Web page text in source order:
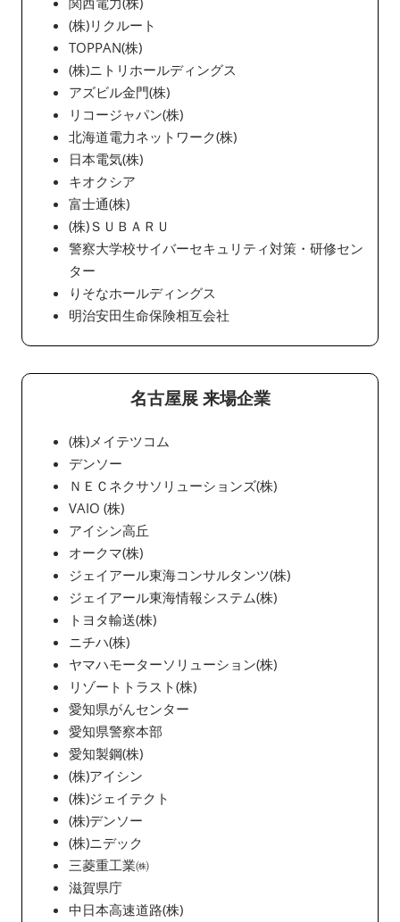
(株)リクルート
TOPPAN(株)
(株)ニトリホールディングス
アズビル金門(株)
リコージャパン(株)
北海道電力ネットワーク(株)
日本電気(株)
キオクシア
富士通(株)
(株)ＳＵＢＡＲＵ
警察大学校サイバーセキュリティ対策・研修セン
ター
りそなホールディングス
明治安田生命保険相互会社
名古屋展 来場企業
(株)メイテツコム
デンソー
ＮＥＣネクサソリューションズ(株)
VAIO (株)
アイシン高丘
オークマ(株)
ジェイアール東海コンサルタンツ(株)
ジェイアール東海情報システム(株)
トヨタ輸送(株)
ニチハ(株)
ヤマハモーターソリューション(株)
リゾートトラスト(株)
愛知県がんセンター
愛知県警察本部
愛知製鋼(株)
(株)アイシン
(株)ジェイテクト
(株)デンソー
(株)ニデック
三菱重工業㈱
滋賀県庁
中日本高速道路(株)